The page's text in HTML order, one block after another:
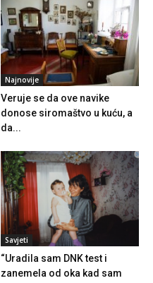
Najnovije
Veruje se da ove navike
donose siromaštvo u kuću, a
da...
Savjeti
“Uradila sam DNK test i
zanemela od oka kad sam